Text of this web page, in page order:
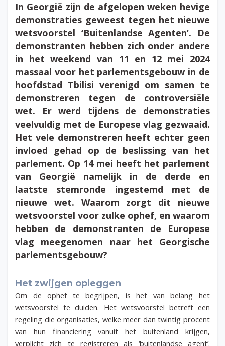
In Georgië zijn de afgelopen weken hevige
demonstraties geweest tegen het nieuwe
wetsvoorstel ‘Buitenlandse Agenten’. De
demonstranten hebben zich onder andere
in het weekend van 11 en 12 mei 2024
massaal voor het parlementsgebouw in de
hoofdstad Tbilisi verenigd om samen te
demonstreren tegen de controversiële
wet. Er werd tijdens de demonstraties
veelvuldig met de Europese vlag gezwaaid.
Het vele demonstreren heeft echter geen
invloed gehad op de beslissing van het
parlement. Op 14 mei heeft het parlement
van Georgië namelijk in de derde en
laatste stemronde ingestemd met de
nieuwe wet. Waarom zorgt dit nieuwe
wetsvoorstel voor zulke ophef, en waarom
hebben de demonstranten de Europese
vlag meegenomen naar het Georgische
parlementsgebouw?
Het zwijgen opleggen
Om de ophef te begrijpen, is het van belang het
wetsvoorstel te duiden. Het wetsvoorstel betreft een
regeling die organisaties, welke meer dan twintig procent
van hun financiering vanuit het buitenland krijgen,
verplicht zich te registreren als ‘buitenlandse agent’.